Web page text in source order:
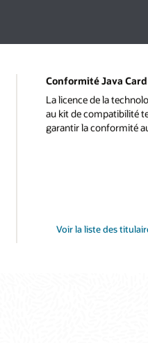
Conformité Java Card
La licence de la
au kit de compatibilité
garantir la conformité
Voir la liste des